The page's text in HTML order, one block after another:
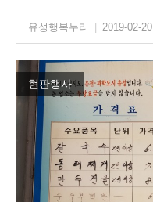
유성행복누리 2019-02-20
현판행사